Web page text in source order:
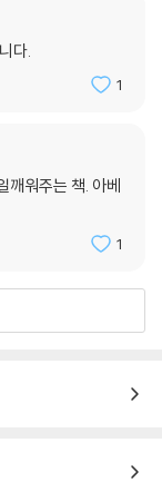
다.
1
깨워주는 책. 아베
1